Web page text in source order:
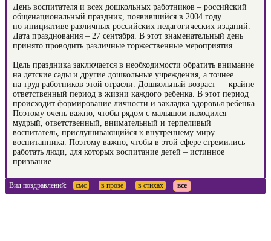
День воспитателя и всех дошкольных работников – российский
общенациональный праздник, появившийся в 2004 году
по инициативе различных российских педагогических изданий.
Дата празднования – 27 сентября. В этот знаменательный день
принято проводить различные торжественные мероприятия.
Цель праздника заключается в необходимости обратить внимание
на детские сады и другие дошкольные учреждения, а точнее
на труд работников этой отрасли. Дошкольный возраст — крайне
ответственный период в жизни каждого ребенка. В этот период
происходит формирование личности и закладка здоровья ребенка.
Поэтому очень важно, чтобы рядом с малышом находился
мудрый, ответственный, внимательный и терпеливый
воспитатель, прислушивающийся к внутреннему миру
воспитанника. Поэтому важно, чтобы в этой сфере стремились
работать люди, для которых воспитание детей – истинное
призвание.
Вид поздравлений: смс в прозе в стихах все